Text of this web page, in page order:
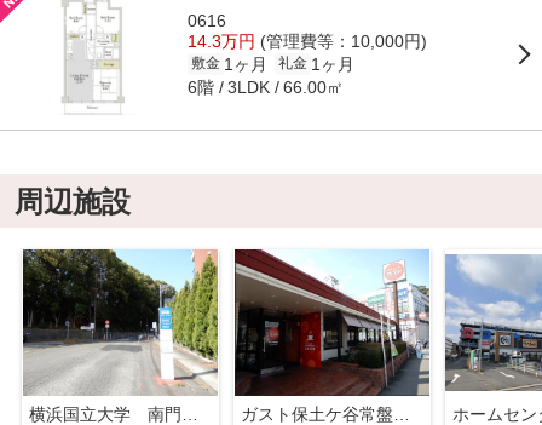
0616
14.3万円 (管理費等：10,000円)
敷金 1ヶ月 礼金 1ヶ月
6階 3LDK 66.00㎡
周辺施設